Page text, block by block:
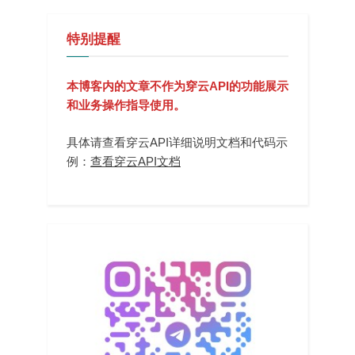
特别提醒
本博客内的文章不作为穿云API的功能展示
和业务操作指导使用。
具体请查看穿云API详细说明文档和代码示
例： 查看穿云API文档